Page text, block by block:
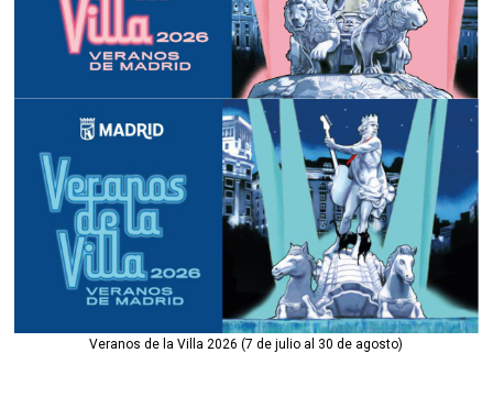
Veranos de la Villa 2026 (7 de julio al 30 de agosto)